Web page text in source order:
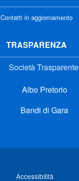
Contatti in aggiornamento
TRASPARENZA
Società Trasparente
Albo Pretorio
Bandi di Gara
Accessibilità